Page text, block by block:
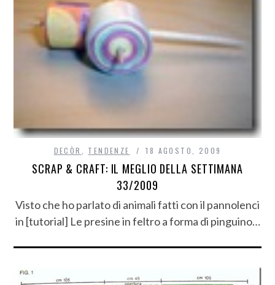
DECÒR , TENDENZE 18 AGOSTO, 2009
SCRAP & CRAFT: IL MEGLIO DELLA SETTIMANA
33/2009
Visto che ho parlato di animali fatti con il pannolenci
in [tutorial] Le presine in feltro a forma di pinguino…